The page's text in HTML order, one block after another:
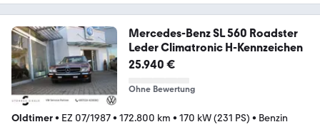
Mercedes-Benz SL 560 Roadster
Leder Climatronic H-Kennzeichen
25.940 €
Ohne Bewertung
Oldtimer• EZ 07/1987• 172.800 km • 170 kW (231 PS) • Benzin